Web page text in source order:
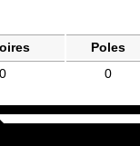
Poles
0 0